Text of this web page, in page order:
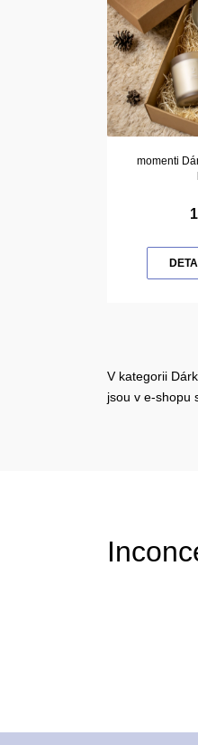
momenti
V kategorii
jsou v e-shopu